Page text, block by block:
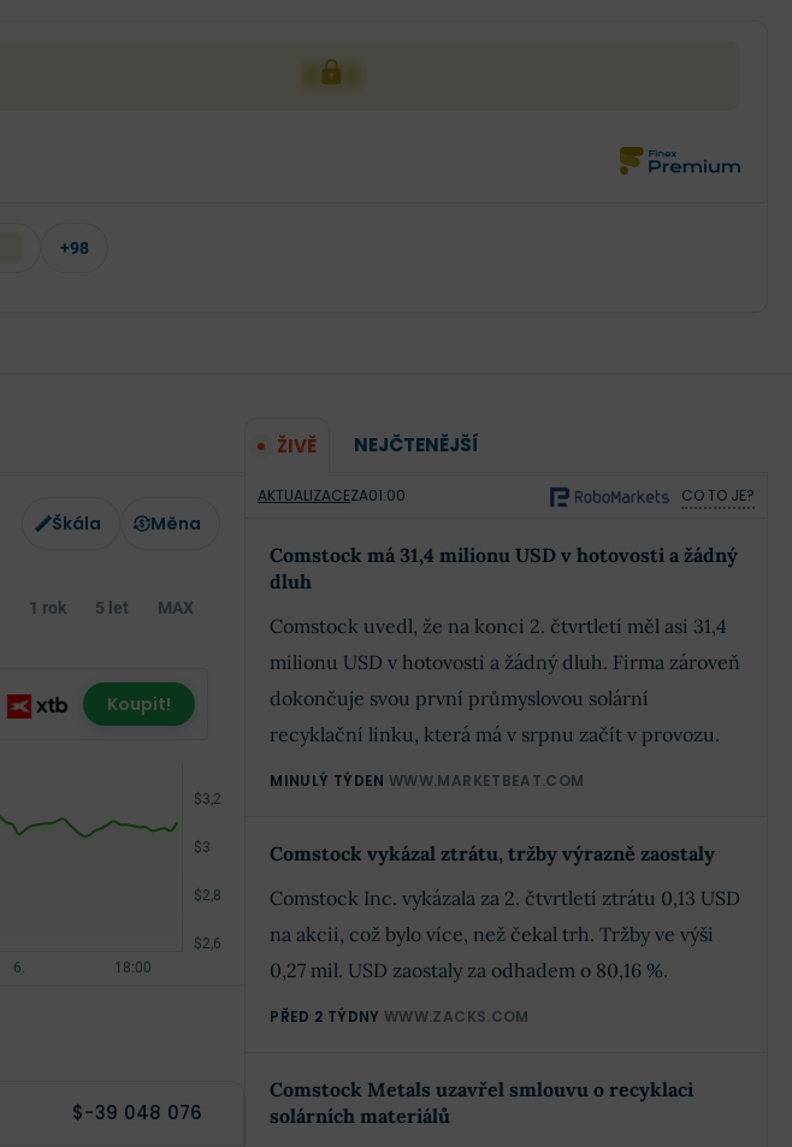
XXX
+98
Škála Měna
1 rok 5 let MAX
Koupit!
$-39 048 076
ŽIVĚ NEJČTENĚJŠÍ
AKTUALIZACEZA01:00 CO TO JE?
Comstock má 31,4 milionu USD v hotovosti a žádný
dluh
Comstock uvedl, že na konci 2. čtvrtletí měl asi 31,4
milionu USD v hotovosti a žádný dluh. Firma zároveň
dokončuje svou první průmyslovou solární
recyklační linku, která má v srpnu začít v provozu.
MINULÝ TÝDEN WWW.MARKETBEAT.COM
Comstock vykázal ztrátu, tržby výrazně zaostaly
Comstock Inc. vykázala za 2. čtvrtletí ztrátu 0,13 USD
na akcii, což bylo více, než čekal trh. Tržby ve výši
0,27 mil. USD zaostaly za odhadem o 80,16 %.
PŘED 2 TÝDNY WWW.ZACKS.COM
Comstock Metals uzavřel smlouvu o recyklaci
solárních materiálů